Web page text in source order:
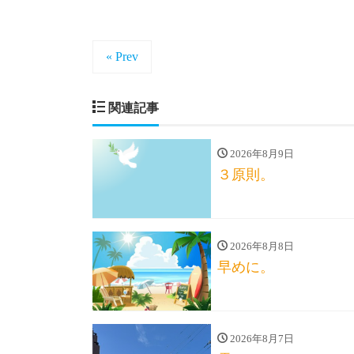
« Prev
関連記事
2026年8月9日
３原則。
2026年8月8日
早めに。
2026年8月7日